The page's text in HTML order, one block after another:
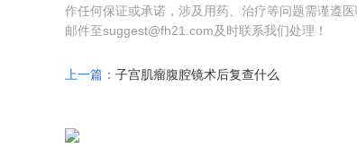
作任何保证或承诺，涉及用药、治疗等问题需谨遵
邮件至suggest@fh21.com及时联系我们处理！
上一篇： 子宫肌瘤腹腔镜术后复查什么